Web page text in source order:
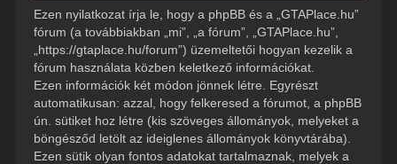
Ezen nyilatkozat írja le, hogy a phpBB és a „GTAPlace.hu”
fórum (a továbbiakban „mi”, „a fórum”, „GTAPlace.hu”,
„https://gtaplace.hu/forum”) üzemeltetői hogyan kezelik a
fórum használata közben keletkező információkat.
Ezen információk két módon jönnek létre. Egyrészt
automatikusan: azzal, hogy felkeresed a fórumot, a phpBB
ún. sütiket hoz létre (kis szöveges állományok, melyeket a
böngésződ letölt az ideiglenes állományok könyvtárába).
Ezen sütik olyan fontos adatokat tartalmaznak, melyek a